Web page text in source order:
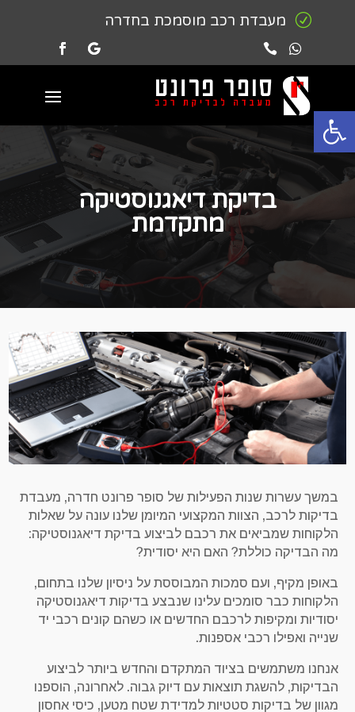
פתח סרגל נגישות
R מעבדת רכב מוסמכת בחדרה


בדיקת דיאגנוסטיקה
מתקדמת
במשך עשרות שנות הפעילות של סופר פרונט חדרה, מעבדת
בדיקות לרכב, הצוות המקצועי המיומן שלנו עונה על שאלות
הלקוחות שמביאים את רכבם לביצוע בדיקת דיאגנוסטיקה:
מה הבדיקה כוללת? האם היא יסודית?
באופן מקיף, ועם סמכות המבוססת על ניסיון שלנו בתחום,
הלקוחות כבר סומכים עלינו שנבצע בדיקות דיאגנוסטיקה
יסודיות ומקיפות לרכבם החדשים או כשהם קונים רכבי יד
שנייה ואפילו רכבי אספנות.
אנחנו משתמשים בציוד המתקדם והחדש ביותר לביצוע
הבדיקות, להשגת תוצאות עם דיוק גבוה. לאחרונה, הוספנו
מגוון של בדיקות סטטיות למדידת שטח מטען, כיסי אחסון